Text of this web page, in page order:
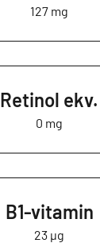
127 mg
Retinol ekv.
0 mg
B1-vitamin
23 µg